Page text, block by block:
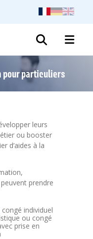
pour particuliers
leurs
ou booster
d’aides à la
prendre
congé individuel
ou congé
prise en